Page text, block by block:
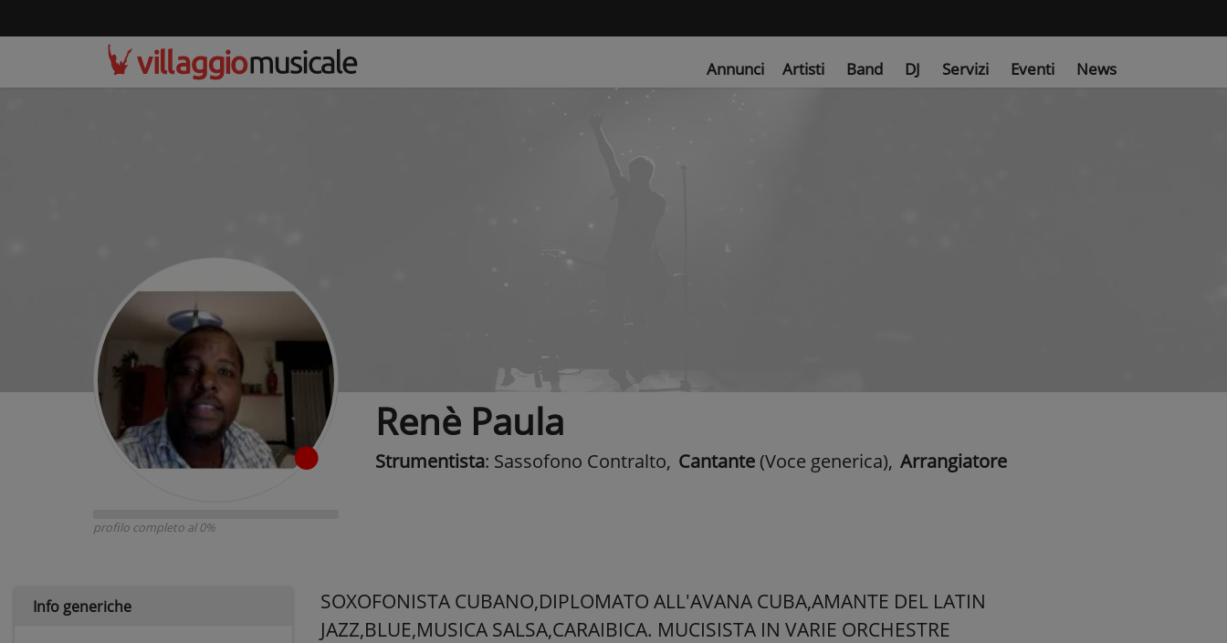
Annunci Artisti Band DJ Servizi Eventi News
profilo completo al 0%
Renè Paula
Strumentista: Sassofono Contralto, Cantante (Voce generica), Arrangiatore
Info generiche
SOXOFONISTA CUBANO,DIPLOMATO ALL'AVANA CUBA,AMANTE DEL LATIN
JAZZ,BLUE,MUSICA SALSA,CARAIBICA. MUCISISTA IN VARIE ORCHESTRE